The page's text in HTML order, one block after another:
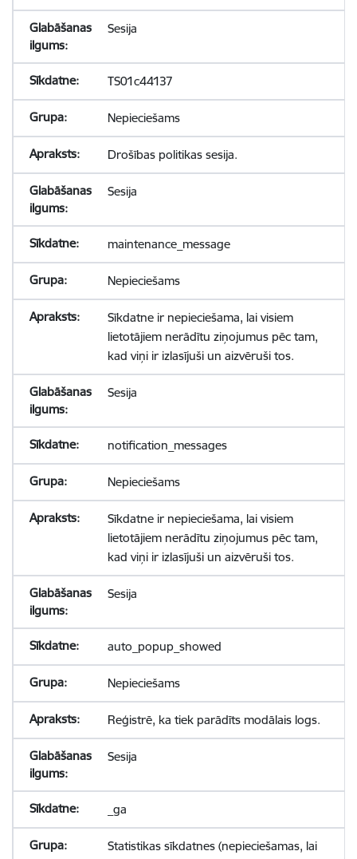
Sesija
TS01c44137
Nepieciešams
Drošības politikas sesija.
Sesija
maintenance_message
Nepieciešams
Sīkdatne ir nepieciešama, lai visiem
lietotājiem nerādītu ziņojumus pēc tam,
kad viņi ir izlasījuši un aizvēruši tos.
Sesija
notification_messages
Nepieciešams
Sīkdatne ir nepieciešama, lai visiem
lietotājiem nerādītu ziņojumus pēc tam,
kad viņi ir izlasījuši un aizvēruši tos.
Sesija
auto_popup_showed
Nepieciešams
Reģistrē, ka tiek parādīts modālais logs.
Sesija
_ga
Statistikas sīkdatnes (nepieciešamas, lai